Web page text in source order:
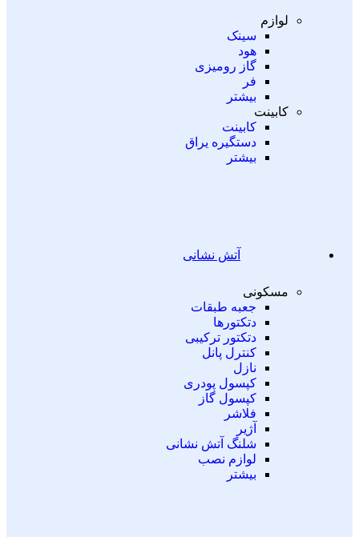
لوازم
سینک
هود
گاز رومیزی
فر
بیشتر
کابینت
کابینت
دستگیره یراق
بیشتر
آتش نشانی
مسکونی
جعبه طبقات
دتکتورها
دتکتور ترکیبی
کنترل پانل
نازل
کپسول پودری
کپسول گاز
فلاشر
آژیر
شلنگ آتش نشانی
لوازم نصب
بیشتر